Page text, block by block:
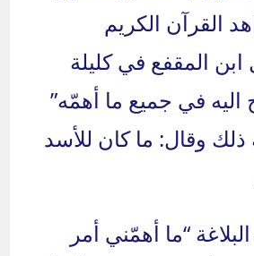
القرآن الكريم
ابن المقفع في كليلة
اليه في جميع ما أهمّه”
ذلك وقال: ما كان للأسد
“ما أهمّني أمر